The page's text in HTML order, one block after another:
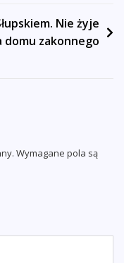
Nie żyje
domu zakonnego
Wymagane pola są